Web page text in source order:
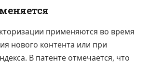
применяются во время
нового контента или при
В патенте отмечается, что